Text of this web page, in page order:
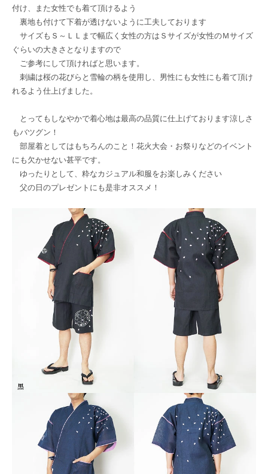
付け、また女性でも着て頂けるよう
裏地も付けて下着が透けないように工夫しております
サイズもＳ～ＬＬまで幅広く女性の方はＳサイズが女性のＭサイズ
ぐらいの大きさとなりますので
ご参考にして頂ければと思います。
刺繍は桜の花びらと雪輪の柄を使用し、男性にも女性にも着て頂け
れるよう仕上げました。
とってもしなやかで着心地は最高の品質に仕上げております涼しさ
もバツグン！
部屋着としてはもちろんのこと！花火大会・お祭りなどのイベント
にも欠かせない甚平です。
ゆったりとして、粋なカジュアル和服をお楽しみください
父の日のプレゼントにも是非オススメ！